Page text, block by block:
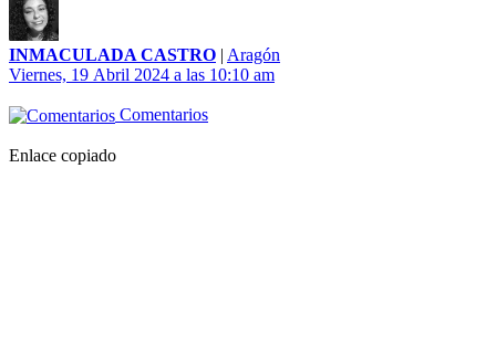
INMACULADA CASTRO | Aragón
Viernes, 19 Abril 2024 a las 10:10 am
Comentarios
Enlace copiado